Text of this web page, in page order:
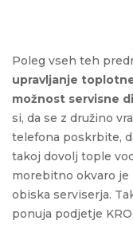
Poleg vseh teh
upravljanje
možnost servisne
si, da se z družino
telefona poskrbite,
takoj dovolj tople
morebitno okvaro je
obiska serviserja.
ponuja podjetje